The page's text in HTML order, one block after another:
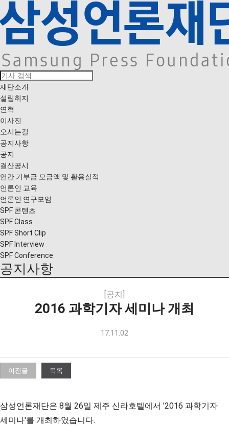
재단소개
설립취지
연혁
이사진
오시는길
공지사항
공지
결산공시
연간 기부금 모금액 및 활용실적
언론인 교육
언론인 연구모임
SPF 콘텐츠
SPF Class
SPF Short Clip
SPF Interview
SPF Conference
공지사항
[공지]
2016 과학기자 세미나 개최
17.11.02
이전글 목록
삼성언론재단은 8월 26일 제주 신라호텔에서 '2016 과학기자
세미나'를 개최하였습니다.